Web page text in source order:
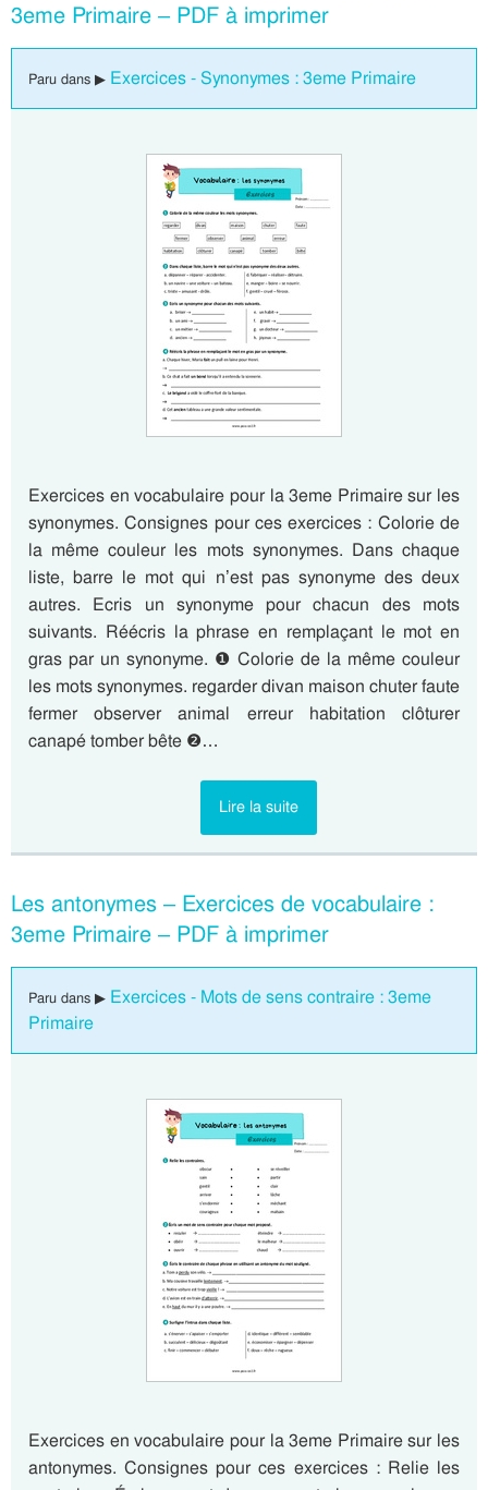
3eme Primaire – PDF à imprimer
Paru dans ▶ Exercices - Synonymes : 3eme Primaire
Exercices en vocabulaire pour la 3eme Primaire sur les
synonymes. Consignes pour ces exercices : Colorie de
la même couleur les mots synonymes. Dans chaque
liste, barre le mot qui n’est pas synonyme des deux
autres. Ecris un synonyme pour chacun des mots
suivants. Réécris la phrase en remplaçant le mot en
gras par un synonyme. ❶ Colorie de la même couleur
les mots synonymes. regarder divan maison chuter faute
fermer observer animal erreur habitation clôturer
canapé tomber bête ❷…
Lire la suite
Les antonymes – Exercices de vocabulaire :
3eme Primaire – PDF à imprimer
Paru dans ▶ Exercices - Mots de sens contraire : 3eme
Primaire
Exercices en vocabulaire pour la 3eme Primaire sur les
antonymes. Consignes pour ces exercices : Relie les